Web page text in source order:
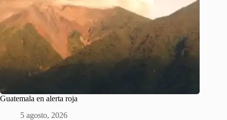
Guatemala en alerta roja
5 agosto, 2026